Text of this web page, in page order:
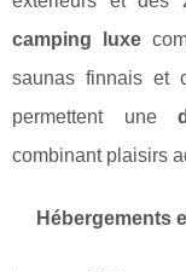
camping luxe
saunas finnais et
permettent une
combinant plaisirs
Hébergements